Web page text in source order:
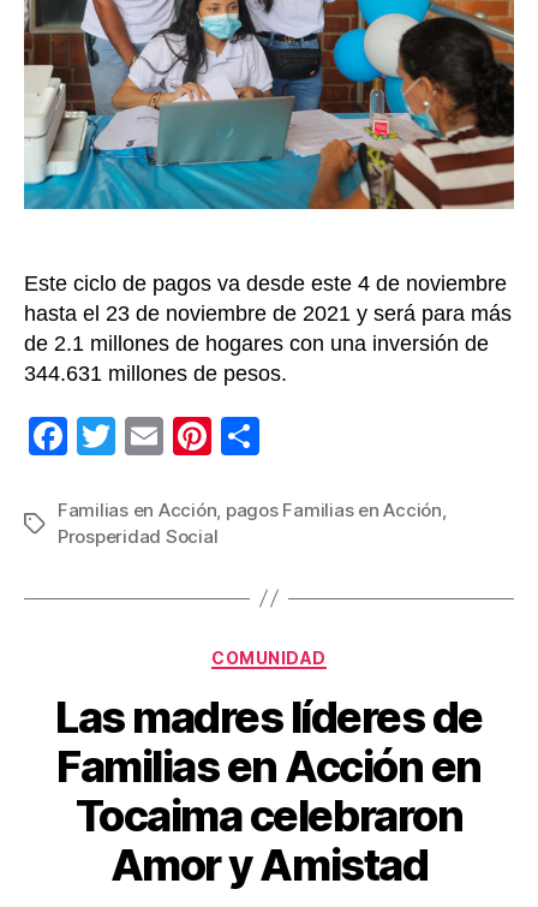
más
de
27
mil
no
han
de
Este ciclo de pagos va desde este 4 de noviembre
hasta el 23 de noviembre de 2021 y será para más
de 2.1 millones de hogares con una inversión de
344.631 millones de pesos.
F
c
e
b
k
T
tt
er
E
ail
Pi
er
e
st
m
ar
Etiquetas
Familias en Acción, pagos Familias en Acción,
Prosperidad Social
Categorías
COMUNIDAD
Las madres líderes de
Familias en Acción en
Tocaima celebraron
Amor y Amistad